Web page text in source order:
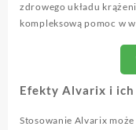
zdrowego układu
kompleksową pomoc w
Efekty Alvarix i
Stosowanie Alvarix